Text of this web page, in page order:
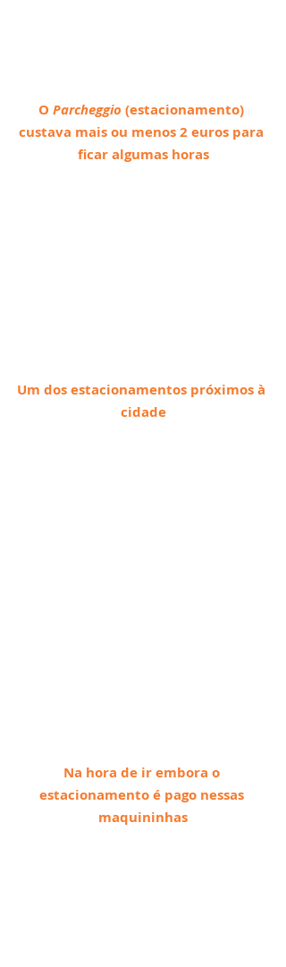
O Parcheggio (estacionamento)
custava mais ou menos 2 euros para
ficar algumas horas
Um dos estacionamentos próximos à
cidade
Na hora de ir embora o
estacionamento é pago nessas
maquininhas